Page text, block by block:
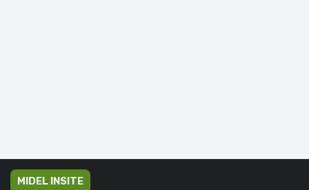
MIDEL INSITE